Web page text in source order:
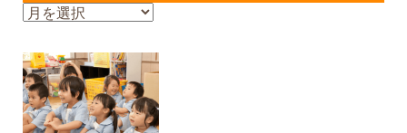
お
ら
せ
の
ア